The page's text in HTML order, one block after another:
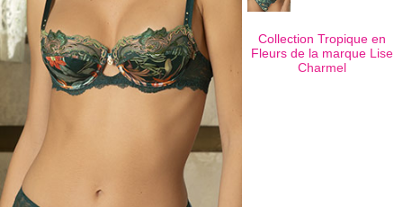
Collection Tropique en
Fleurs de la marque Lise
Charmel